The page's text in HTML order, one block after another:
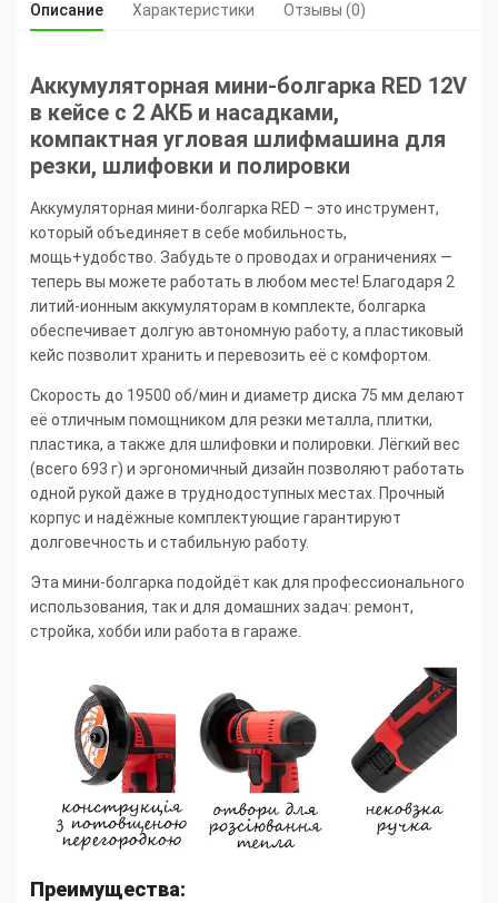
Описание Характеристики Отзывы (0)
Аккумуляторная мини-болгарка RED 12V
в кейсе с 2 АКБ и насадками,
компактная угловая шлифмашина для
резки, шлифовки и полировки
Аккумуляторная мини-болгарка RED – это инструмент,
который объединяет в себе мобильность,
мощь+удобство. Забудьте о проводах и ограничениях —
теперь вы можете работать в любом месте! Благодаря 2
литий-ионным аккумуляторам в комплекте, болгарка
обеспечивает долгую автономную работу, а пластиковый
кейс позволит хранить и перевозить её с комфортом.
Скорость до 19500 об/мин и диаметр диска 75 мм делают
её отличным помощником для резки металла, плитки,
пластика, а также для шлифовки и полировки. Лёгкий вес
(всего 693 г) и эргономичный дизайн позволяют работать
одной рукой даже в труднодоступных местах. Прочный
корпус и надёжные комплектующие гарантируют
долговечность и стабильную работу.
Эта мини-болгарка подойдёт как для профессионального
использования, так и для домашних задач: ремонт,
стройка, хобби или работа в гараже.
Преимущества: